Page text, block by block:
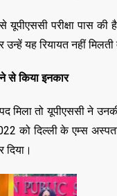
यूपीएससी परीक्षा पास
यह रियायत नहीं
से किया इनकार
तो यूपीएससी ने
को दिल्ली के एम्स